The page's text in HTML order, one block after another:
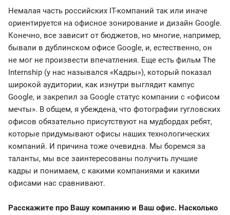
Немалая часть российских IT-компаний так или иначе
ориентируется на офисное зонирование и дизайн Google.
Конечно, все зависит от бюджетов, но многие, например,
бывали в дублинском офисе Google, и, естественно, он
не мог не произвести впечатления. Еще есть фильм The
Internship (у нас назывался «Кадры»), который показал
широкой аудитории, как изнутри выглядит кампус
Google, и закрепил за Google статус компании с «офисом
мечты». В общем, я убеждена, что фотографии гугловских
офисов обязательно присутствуют на мудбордах ребят,
которые придумывают офисы наших технологических
компаний. И причина тоже очевидна. Мы боремся за
таланты, мы все заинтересованы получить лучшие
кадры и понимаем, с какими компаниями и какими
офисами нас сравнивают.
Расскажите про Вашу компанию и Ваш офис. Насколько